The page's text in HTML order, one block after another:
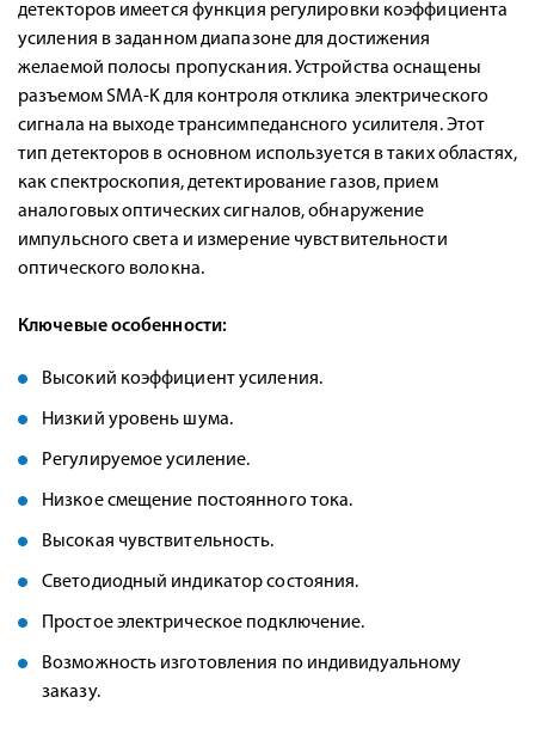
детекторов имеется функция регулировки коэффициента
усиления в заданном диапазоне для достижения
желаемой полосы пропускания. Устройства оснащены
разъемом SMA-K для контроля отклика электрического
сигнала на выходе трансимпедансного усилителя. Этот
тип детекторов в основном используется в таких областях,
как спектроскопия, детектирование газов, прием
аналоговых оптических сигналов, обнаружение
импульсного света и измерение чувствительности
оптического волокна.
Ключевые особенности:
Высокий коэффициент усиления.
Низкий уровень шума.
Регулируемое усиление.
Низкое смещение постоянного тока.
Высокая чувствительность.
Светодиодный индикатор состояния.
Простое электрическое подключение.
Возможность изготовления по индивидуальному
заказу.